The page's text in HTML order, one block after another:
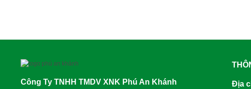
Công Ty TNHH TMDV XNK Phú An Khánh Địa